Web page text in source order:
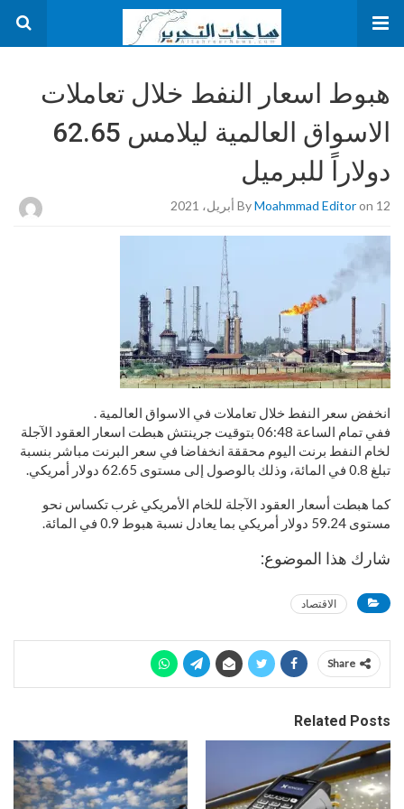
هبوط اسعار النفط خلال تعاملات
الاسواق العالمية ليلامس 62.65
دولاراً للبرميل
ByMoahmmad Editoron 12 أبريل، 2021
انخفض سعر النفط خلال تعاملات في الاسواق العالمية .
ففي تمام الساعة 06:48 بتوقيت جرينتش هبطت اسعار العقود الآجلة
لخام النفط برنت اليوم محققة انخفاضا في سعر البرنت مباشر بنسبة
تبلغ 0.8 في المائة، وذلك بالوصول إلى مستوى 62.65 دولار أمريكي.
كما هبطت أسعار العقود الآجلة للخام الأمريكي غرب تكساس نحو
مستوى 59.24 دولار أمريكي بما يعادل نسبة هبوط 0.9 في المائة.
شارك هذا الموضوع:
الاقتصاد
Share
Related Posts